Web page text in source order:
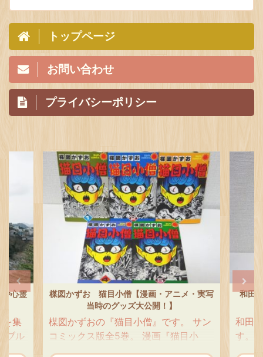
トップページ
お問い合わせ
プライバシーポリシー
や心霊
を集
ブル
ル
楳図かずお 猫目小僧【漫画・アニメ・実写
当時のグッズ大公開！】
楳図かずおの『猫目小僧』です。 サン
コミックス版全5巻。 漫画『猫目小
僧』は、やっぱりキングコミックス版
和田
和田
す。
めコ